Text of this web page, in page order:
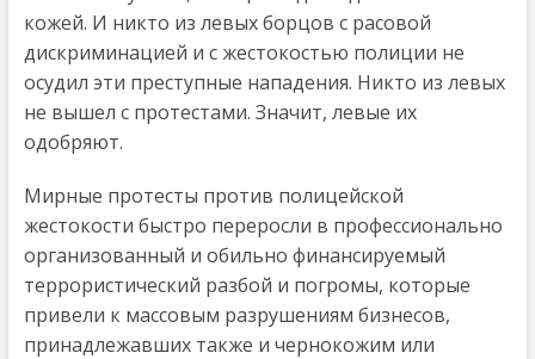
кожей. И никто из левых борцов с расовой
дискриминацией и с жестокостью полиции не
осудил эти преступные нападения. Никто из левых
не вышел с протестами. Значит, левые их
одобряют.
Мирные протесты против полицейской
жестокости быстро переросли в профессионально
организованный и обильно финансируемый
террористический разбой и погромы, которые
привели к массовым разрушениям бизнесов,
принадлежавших также и чернокожим или